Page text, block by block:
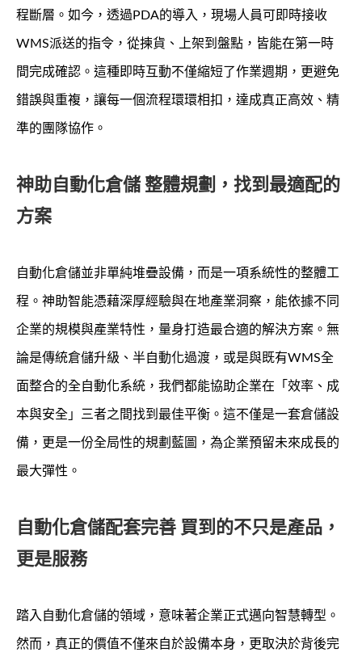
程斷層。如今，透過PDA的導入，現場人員可即時接收
WMS派送的指令，從揀貨、上架到盤點，皆能在第一時
間完成確認。這種即時互動不僅縮短了作業週期，更避免
錯誤與重複，讓每一個流程環環相扣，達成真正高效、精
準的團隊協作。
神助自動化倉儲 整體規劃，找到最適配的
方案
自動化倉儲並非單純堆疊設備，而是一項系統性的整體工
程。神助智能憑藉深厚經驗與在地產業洞察，能依據不同
企業的規模與產業特性，量身打造最合適的解決方案。無
論是傳統倉儲升級、半自動化過渡，或是與既有WMS全
面整合的全自動化系統，我們都能協助企業在「效率、成
本與安全」三者之間找到最佳平衡。這不僅是一套倉儲設
備，更是一份全局性的規劃藍圖，為企業預留未來成長的
最大彈性。
自動化倉儲配套完善 買到的不只是產品，
更是服務
踏入自動化倉儲的領域，意味著企業正式邁向智慧轉型。
然而，真正的價值不僅來自於設備本身，更取決於背後完